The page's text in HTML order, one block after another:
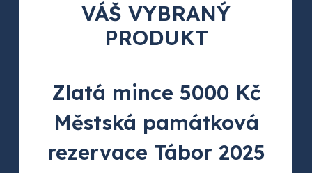
VÁŠ VYBRANÝ
PRODUKT
Zlatá mince 5000 Kč
Městská památková
rezervace Tábor 2025